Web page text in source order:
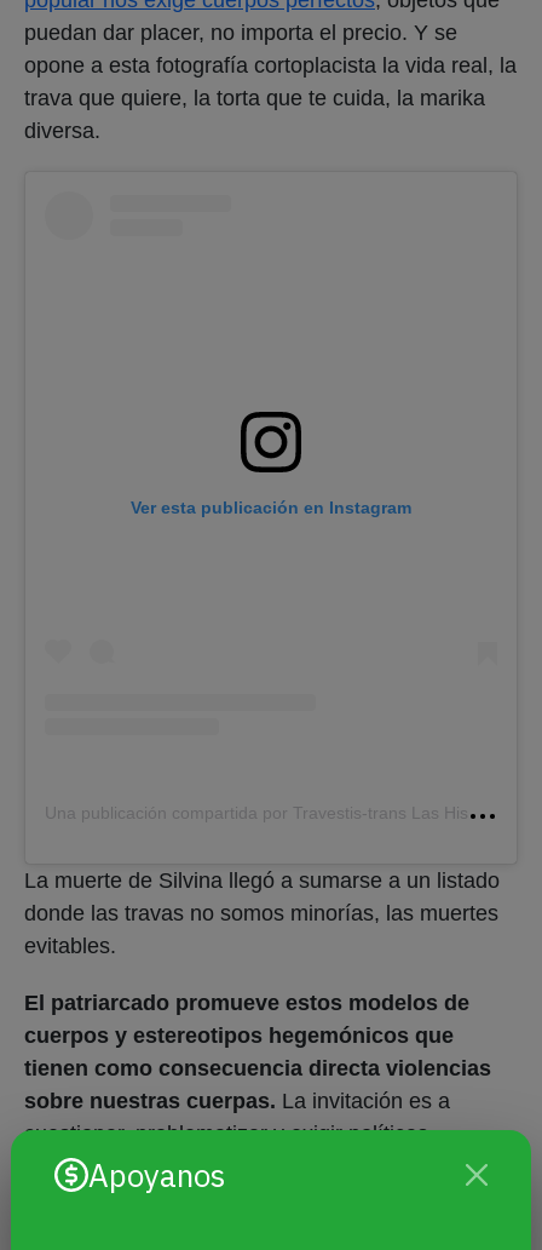
Apoyanos
puedan dar placer, no importa el precio. Y se
opone a esta fotografía cortoplacista la vida real, la
trava que quiere, la torta que te cuida, la marika
diversa.
Ver esta publicación en Instagram
U
na publicación compartida por Travestis-trans Las Históricas Argentinas (@las.historicasargentinas)
La muerte de Silvina llegó a sumarse a un listado
donde las travas no somos minorías, las muertes
evitables.
El patriarcado promueve estos modelos de
cuerpos y estereotipos hegemónicos que
tienen como consecuencia directa violencias
sobre nuestras cuerpas. La invitación es a
cuestionar, problematizar y exigir políticas
específicas de abordaje integral en torno a uso de
la silicona, el metacrilato y otras sustancias. Como